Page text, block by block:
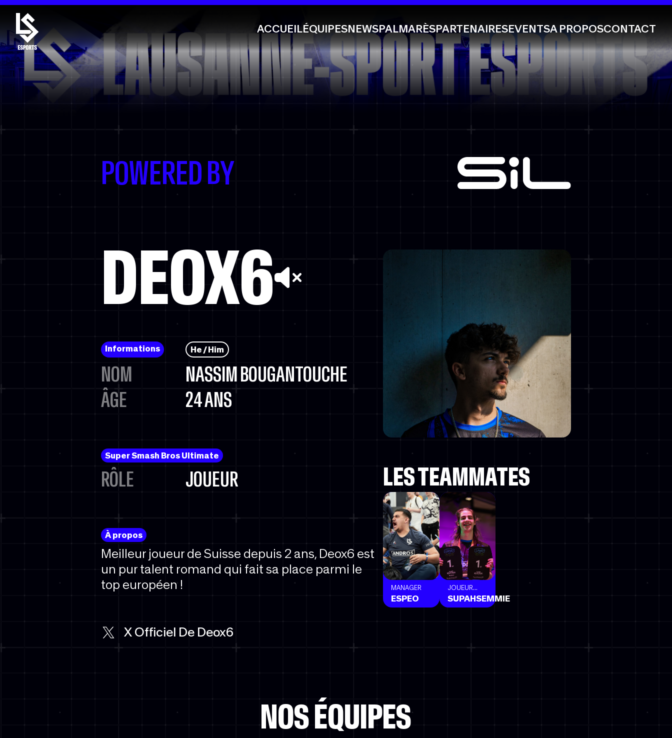
ACCUEILÉQUIPESNEWSPALMARÈSPARTENAIRESEVENTSA PROPOSCONTACT
POWERED BY
DEOX6
Informations He / Him
NOM
NASSIM BOUGANTOUCHE
ÂGE
24 ANS
Super Smash Bros Ultimate
RÔLE JOUEUR
À propos
Meilleur joueur de Suisse depuis 2 ans, Deox6 est
un pur talent romand qui fait sa place parmi le
top européen !
X Officiel De Deox6
LES TEAMMATES
MANAGER
ESPEO
JOUEUR...
SUPAHSEMMIE
NOS ÉQUIPES